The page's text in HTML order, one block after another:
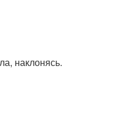
наклонясь.